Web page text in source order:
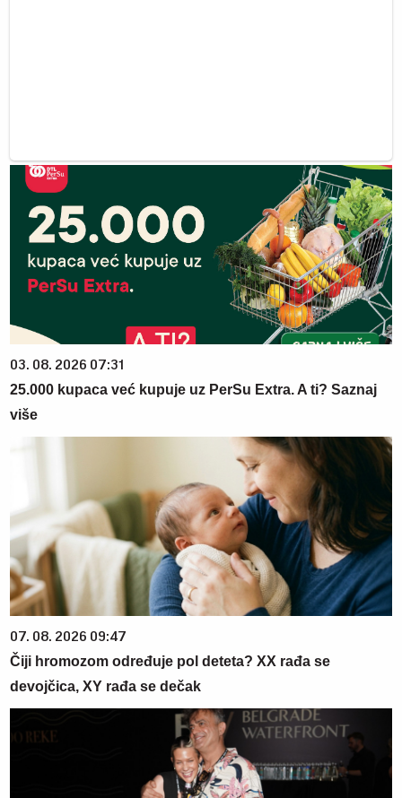
03. 08. 2026 07:31
25.000 kupaca već kupuje uz PerSu Extra. A ti? Saznaj
više
07. 08. 2026 09:47
Čiji hromozom određuje pol deteta? XX rađa se
devojčica, XY rađa se dečak